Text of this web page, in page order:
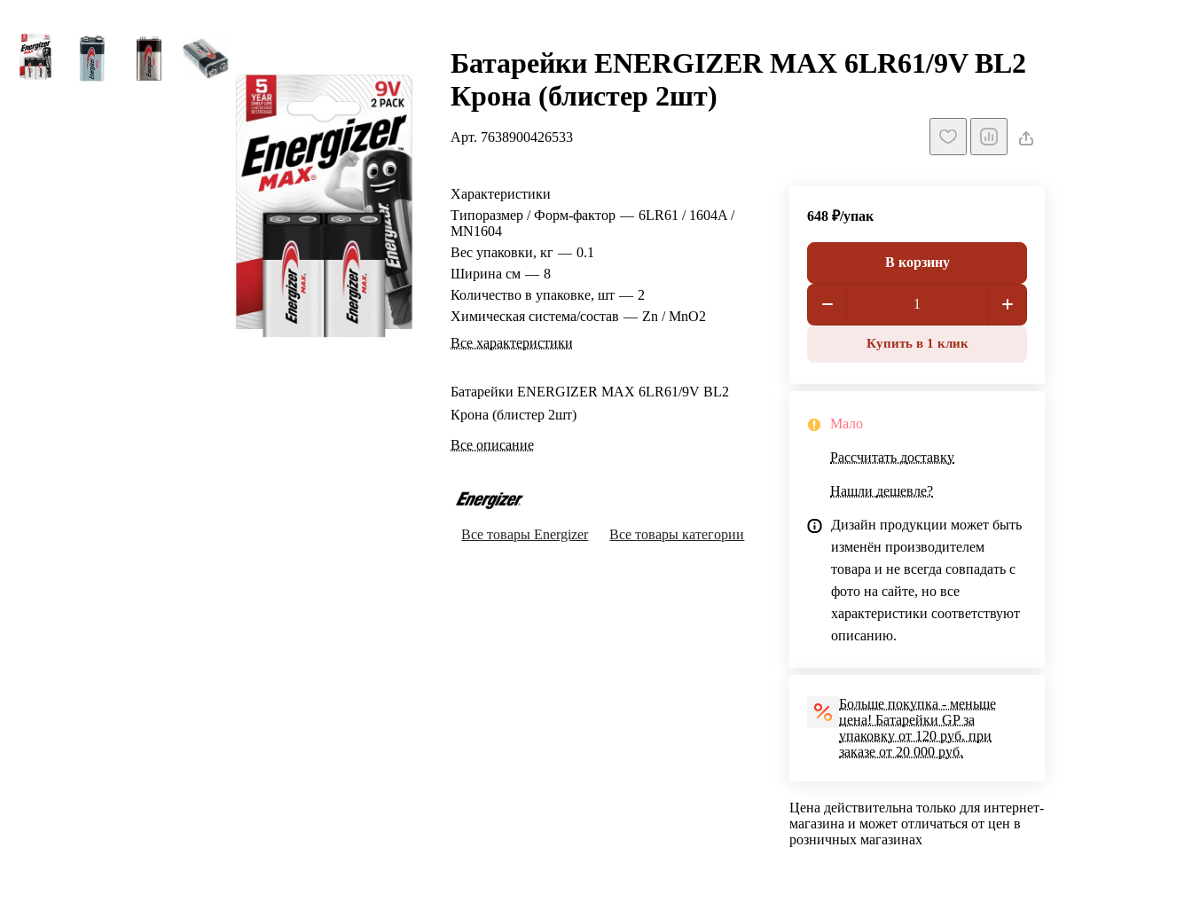
Батарейки ENERGIZER MAX 6LR61/9V BL2
Крона (блистер 2шт)
Арт. 7638900426533
Характеристики
Типоразмер / Форм-фактор — 6LR61 / 1604A /
MN1604
Вес упаковки, кг — 0.1
Ширина см — 8
Количество в упаковке, шт — 2
Химическая система/состав — Zn / MnO2
Все характеристики
Батарейки ENERGIZER MAX 6LR61/9V BL2
Крона (блистер 2шт)
Все описание
Все товары Energizer Все товары категории
648 ₽/упак
В корзину
Купить в 1 клик
Мало
Рассчитать доставку
Нашли дешевле?
Дизайн продукции может быть
изменён производителем
товара и не всегда совпадать с
фото на сайте, но все
характеристики соответствуют
описанию.
Больше покупка - меньше
цена! Батарейки GP за
упаковку от 120 руб. при
заказе от 20 000 руб.
Цена действительна только для интернет-
магазина и может отличаться от цен в
розничных магазинах